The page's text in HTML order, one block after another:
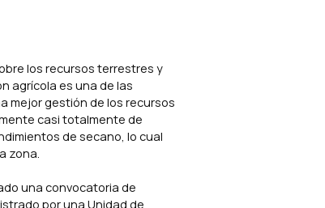
los recursos terrestres y
agrícola es una de las
mejor gestión de los recursos
casi totalmente de
de secano, lo cual
zona.
una convocatoria de
por una Unidad de